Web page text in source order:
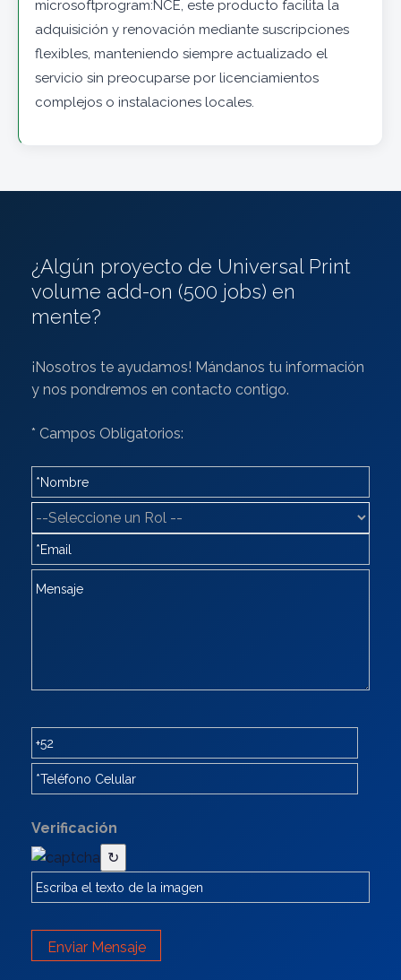
microsoftprogram:NCE, este producto facilita la
adquisición y renovación mediante suscripciones
flexibles, manteniendo siempre actualizado el
servicio sin preocuparse por licenciamientos
complejos o instalaciones locales.
¿Algún proyecto de Universal Print
volume add-on (500 jobs) en
mente?
¡Nosotros te ayudamos! Mándanos tu información
y nos pondremos en contacto contigo.
* Campos Obligatorios:
Verificación
↻
Enviar Mensaje